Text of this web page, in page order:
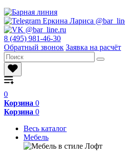
8 (495) 981-46-30
Обратный звонок Заявка на расчёт
0
Корзина 0
Корзина 0
Весь каталог
Мебель